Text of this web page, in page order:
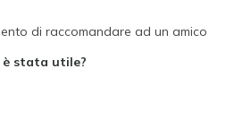
di raccomandare ad un amico
è stata utile?